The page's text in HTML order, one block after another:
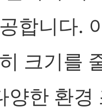
합니다.
크기를
양한 환경